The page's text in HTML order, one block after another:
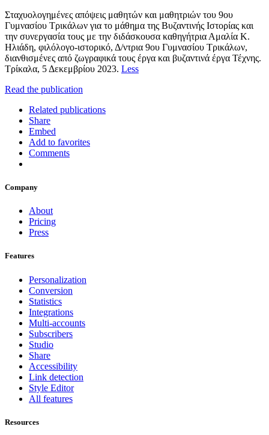
Σταχυολογημένες απόψεις μαθητών και μαθητριών του 9ου
Γυμνασίου Τρικάλων για το μάθημα της Βυζαντινής Ιστορίας και
την συνεργασία τους με την διδάσκουσα καθηγήτρια Αμαλία Κ.
Ηλιάδη, φιλόλογο-ιστορικό, Δ/ντρια 9ου Γυμνασίου Τρικάλων,
διανθισμένες από ζωγραφικά τους έργα και βυζαντινά έργα Τέχνης.
Τρίκαλα, 5 Δεκεμβρίου 2023. Less
Read the publication
Related publications
Share
Embed
Add to favorites
Comments
Company
About
Pricing
Press
Features
Personalization
Conversion
Statistics
Integrations
Multi-accounts
Subscribers
Studio
Share
Accessibility
Link detection
Style Editor
All features
Resources